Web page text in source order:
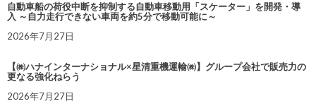
自動車船の荷役中断を抑制する自動車移動用「スケーター」を開発・導
入 ～自力走行できない車両を約5分で移動可能に～
2026年7月27日
【㈱ハナインターナショナル×星清重機運輸㈱】グループ会社で販売力の
更なる強化ねらう
2026年7月27日